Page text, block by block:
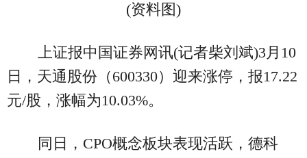
(资料图)
上证报中国证券网讯(记者柴刘斌)3月10
日，天通股份（600330）迎来涨停，报17.22
元/股，涨幅为10.03%。
同日，CPO概念板块表现活跃，德科